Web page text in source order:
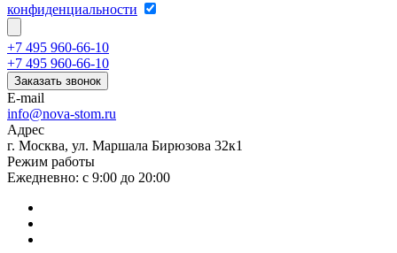
конфиденциальности
+7 495 960-66-10
+7 495 960-66-10
Заказать звонок
E-mail
info@nova-stom.ru
Адрес
г. Москва, ул. Маршала Бирюзова 32к1
Режим работы
Ежедневно: с 9:00 до 20:00